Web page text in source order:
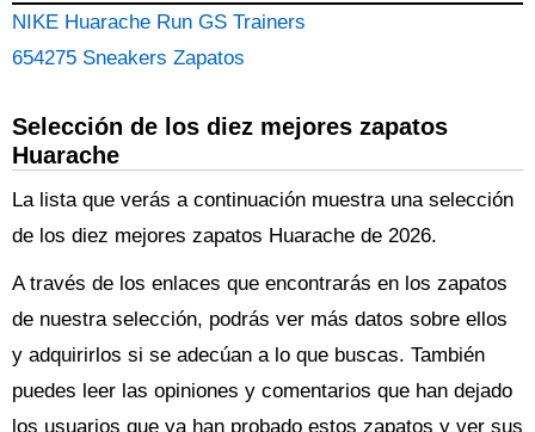
NIKE Huarache Run GS Trainers
654275 Sneakers Zapatos
Selección de los diez mejores zapatos
Huarache
La lista que verás a continuación muestra una selección
de los diez mejores zapatos Huarache de 2026.
A través de los enlaces que encontrarás en los zapatos
de nuestra selección, podrás ver más datos sobre ellos
y adquirirlos si se adecúan a lo que buscas. También
puedes leer las opiniones y comentarios que han dejado
los usuarios que ya han probado estos zapatos y ver sus